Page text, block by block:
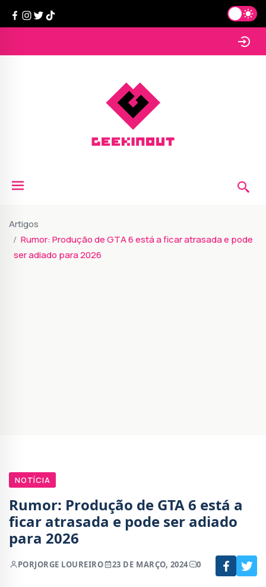
Artigos
Rumor: Produção de GTA 6 está a ficar atrasada e pode
ser adiado para 2026
NOTÍCIA
Rumor: Produção de GTA 6 está a
ficar atrasada e pode ser adiado
para 2026
PORJORGE LOUREIRO 23 DE MARÇO, 2024 0